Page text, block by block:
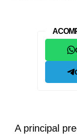
A principal